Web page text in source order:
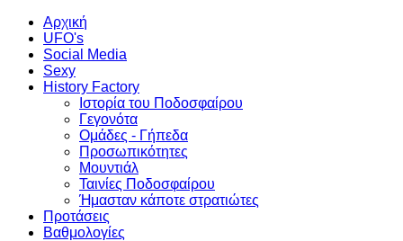
Αρχική
UFO's
Social Media
Sexy
History Factory
Ιστορία του Ποδοσφαίρου
Γεγονότα
Ομάδες - Γήπεδα
Προσωπικότητες
Μουντιάλ
Ταινίες Ποδοσφαίρου
Ήμασταν κάποτε στρατιώτες
Προτάσεις
Βαθμολογίες